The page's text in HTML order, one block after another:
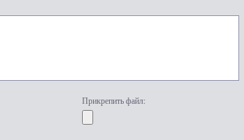
Прикрепить файл: